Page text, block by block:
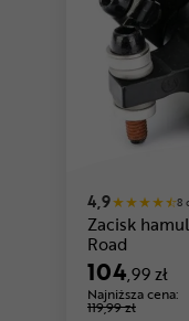
4,9 8
Zacisk
Road
104,99 zł
Najniższa cena:
119,99 zł